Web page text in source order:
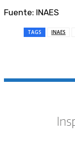
Fuente: INAES
TAGS INAES